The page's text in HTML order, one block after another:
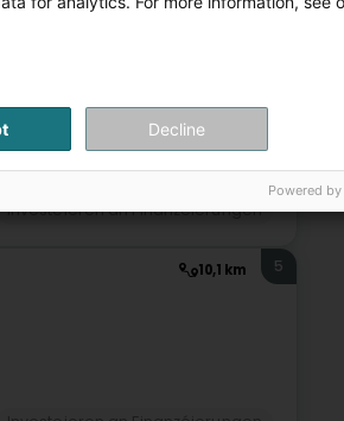
Investeieren an Finanzéierungen
10,1 km 5
Decline
Powered by